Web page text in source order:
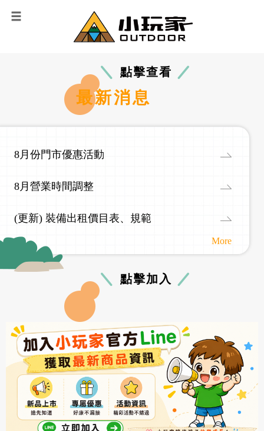
點擊查看
最新消息
8月份門市優惠活動
8月營業時間調整
(更新) 裝備出租價目表、規範
More
點擊加入